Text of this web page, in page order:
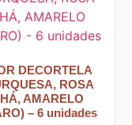
DECORTELA
ROSA
AMARELO
– 6 unidades